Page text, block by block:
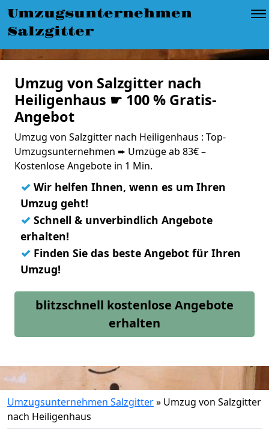
Umzugsunternehmen
Salzgitter
Umzug von Salzgitter nach
Heiligenhaus ☛ 100 % Gratis-
Angebot
Umzug von Salzgitter nach Heiligenhaus : Top-
Umzugsunternehmen ➨ Umzüge ab 83€ –
Kostenlose Angebote in 1 Min.
✓ Wir helfen Ihnen, wenn es um Ihren
Umzug geht!
✓ Schnell & unverbindlich Angebote
erhalten!
✓ Finden Sie das beste Angebot für Ihren
Umzug!
blitzschnell kostenlose Angebote
erhalten
Umzugsunternehmen Salzgitter» Umzug von Salzgitter
nach Heiligenhaus